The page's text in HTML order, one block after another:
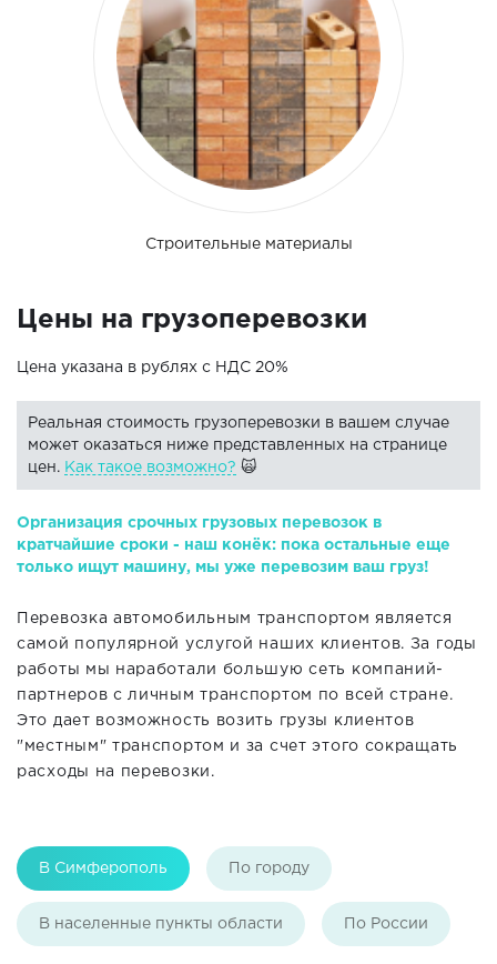
Строительные материалы
Цены на грузоперевозки
Цена указана в рублях с НДС 20%
Реальная стоимость грузоперевозки в вашем случае
может оказаться ниже представленных на странице
цен. Как такое возможно? 🙀
Организация срочных грузовых перевозок в
кратчайшие сроки - наш конёк: пока остальные еще
только ищут машину, мы уже перевозим ваш груз!
Перевозка автомобильным транспортом является
самой популярной услугой наших клиентов. За годы
работы мы наработали большую сеть компаний-
партнеров с личным транспортом по всей стране.
Это дает возможность возить грузы клиентов
"местным" транспортом и за счет этого сокращать
расходы на перевозки.
В Симферополь По городу
В населенные пункты области По России